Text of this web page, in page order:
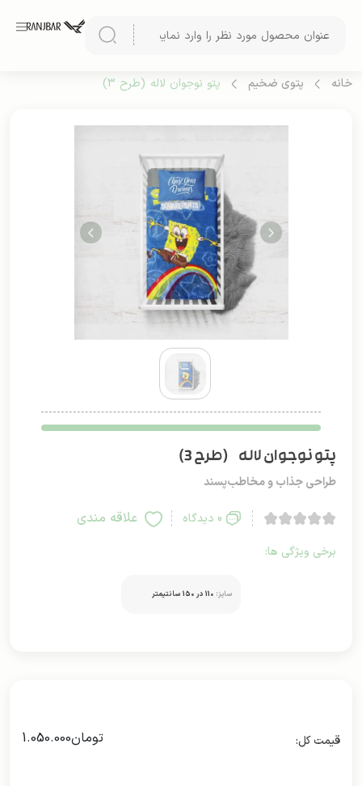
خانه پتوی ضخیم پتو نوجوان لاله (طرح 3)
پتو نوجوان لاله (طرح 3)
طراحی جذاب و مخاطب‌پسند
0 دیدگاه علاقه مندی
برخی ویژگی ها:
سایز: 110 در 150 سانتیمتر
تومان1.050.000